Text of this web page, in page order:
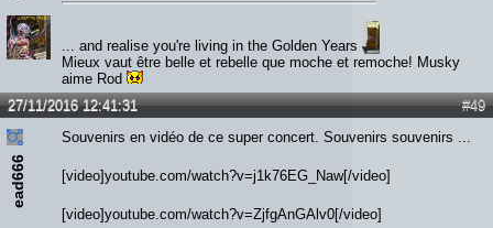
... and realise you're living in the Golden Years
Mieux vaut être belle et rebelle que moche et remoche! Musky
aime Rod
#49
27/11/2016 12:41:31
ead666
Souvenirs en vidéo de ce super concert. Souvenirs souvenirs ...
[video]youtube.com/watch?v=j1k76EG_Naw[/video]
[video]youtube.com/watch?v=ZjfgAnGAlv0[/video]